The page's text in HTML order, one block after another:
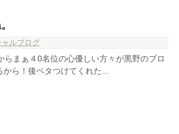
ルブログ
まぁ４0名位の心優しい方々が黒野のブロ
ら！後ペタつけてくれた...